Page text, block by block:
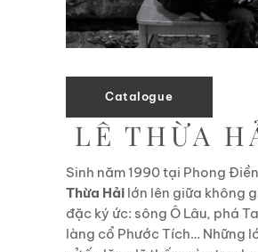
Catalogue
LÊ THỪA
Sinh năm 1990 tại Phong
Thừa Hải lớn lên giữa không
đặc ký ức: sông Ô Lâu, phá
làng cổ Phước Tích… Những